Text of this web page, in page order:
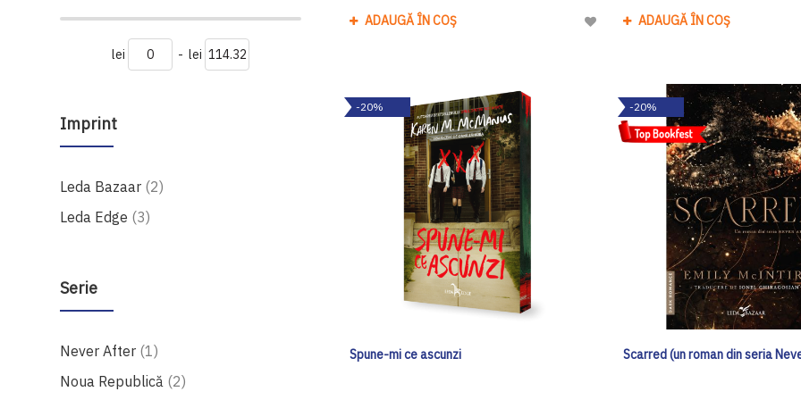
lei - lei
Imprint
Leda Bazaar 2produse
Leda Edge 3produse
Serie
Never After 1produs
Noua Republică
2produse
ADAUGĂ ÎN COȘ
Adaugă
Dorinte
ADAUGĂ ÎN COȘ
-20%
Spune-mi ce ascunzi
-20%
Scarred (un roman din seria